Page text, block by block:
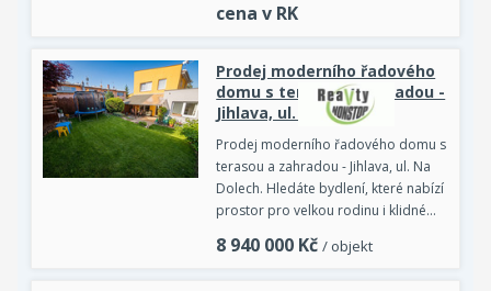
cena v RK
Prodej moderního řadového
domu s terasou a zahradou -
Jihlava, ul. Na Dolech
Prodej moderního řadového domu s
terasou a zahradou - Jihlava, ul. Na
Dolech. Hledáte bydlení, které nabízí
prostor pro velkou rodinu i klidné…
8 940 000 Kč / objekt